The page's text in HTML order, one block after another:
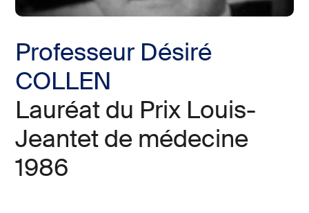
Professeur Désiré
COLLEN
Lauréat du Prix Louis-
Jeantet de médecine
1986